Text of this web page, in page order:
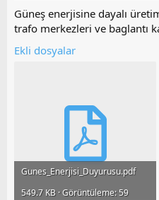
a
ş
a
ı
ç
Güneş enerjisine dayalı
trafo merkezleri ve baglantı
Ekli dosyalar
Gunes_Enerjisi_Duyurusu.pdf
549.7 KB · Görüntüleme: 59